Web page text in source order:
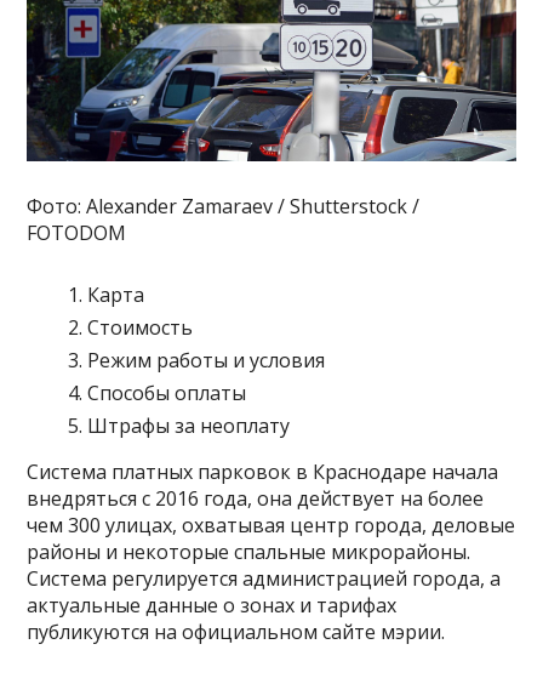
Фото: Alexander Zamaraev / Shutterstock /
FOTODOM
Карта
Стоимость
Режим работы и условия
Способы оплаты
Штрафы за неоплату
Система платных парковок в Краснодаре начала
внедряться с 2016 года, она действует на более
чем 300 улицах, охватывая центр города, деловые
районы и некоторые спальные микрорайоны.
Система регулируется администрацией города, а
актуальные данные о зонах и тарифах
публикуются на официальном сайте мэрии.